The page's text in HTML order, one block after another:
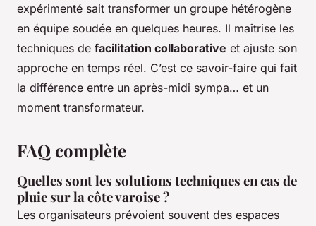
expérimenté sait transformer un groupe hétérogène
en équipe soudée en quelques heures. Il maîtrise les
techniques de facilitation collaborative et ajuste son
approche en temps réel. C’est ce savoir-faire qui fait
la différence entre un après-midi sympa… et un
moment transformateur.
FAQ complète
Quelles sont les solutions techniques en cas de
pluie sur la côte varoise ?
Les organisateurs prévoient souvent des espaces